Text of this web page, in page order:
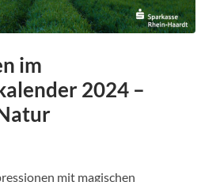
im
2024 –
mit magischen